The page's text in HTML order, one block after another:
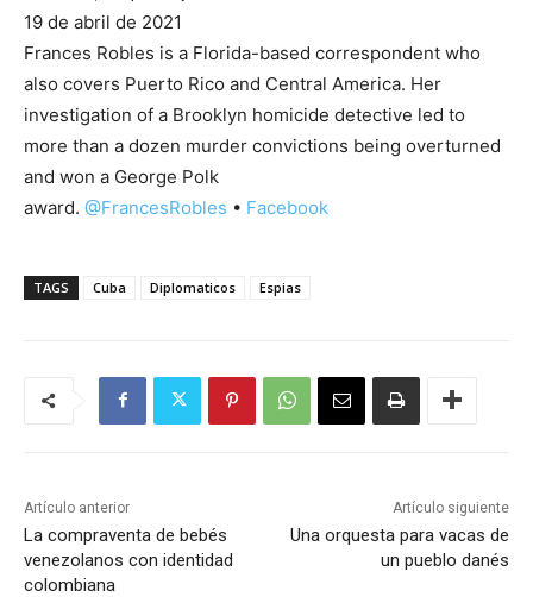
19 de abril de 2021
Frances Robles is a Florida-based correspondent who
also covers Puerto Rico and Central America. Her
investigation of a Brooklyn homicide detective led to
more than a dozen murder convictions being overturned
and won a George Polk
award. @FrancesRobles • Facebook
TAGS Cuba Diplomaticos Espias
Artículo anterior
La compraventa de bebés
venezolanos con identidad
colombiana
Artículo siguiente
Una orquesta para vacas de
un pueblo danés